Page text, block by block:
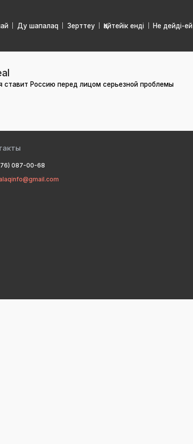
Ду шапалаq Зерттеу Қайтейік енді Не дейді-ей
Россию перед лицом серьезной проблемы
087-00-68